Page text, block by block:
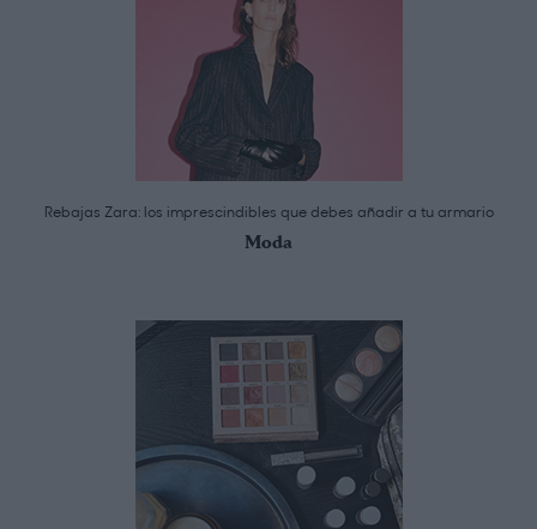
Rebajas Zara: los imprescindibles que debes añadir a tu armario
Moda